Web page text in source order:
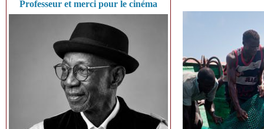
Professeur et merci pour le cinéma